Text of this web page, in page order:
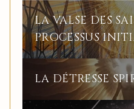
LA VALSE DES
PROCESSUS
LA DÉTRESSE